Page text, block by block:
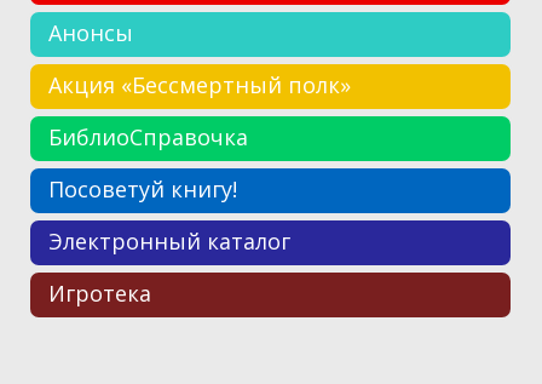
Анонсы
Акция «Бессмертный полк»
БиблиоСправочка
Посоветуй книгу!
Электронный каталог
Игротека